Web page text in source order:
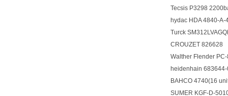
Tecsis P3298
hydac HDA 4840-
Turck
CROUZET 826628
Walther Flender
heidenhain
BAHCO 4740(16
SUMER KGF-D-